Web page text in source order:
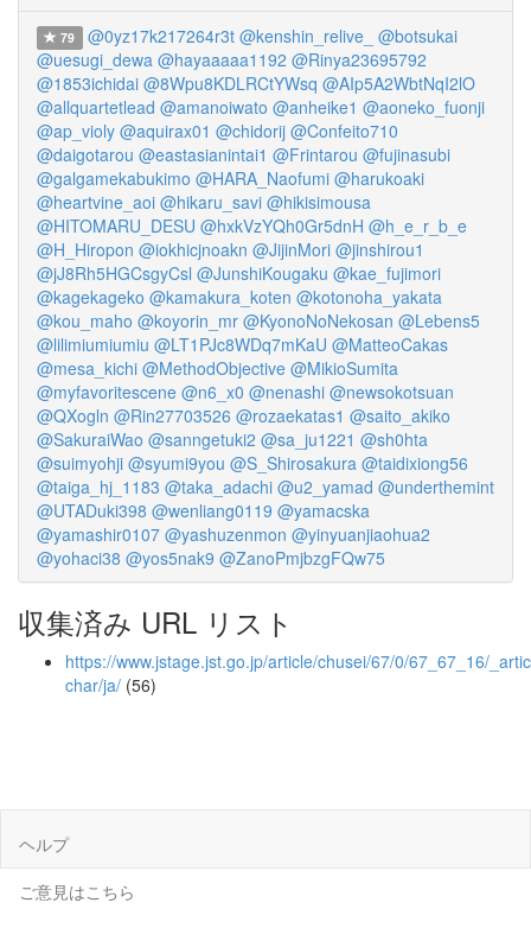
79 @0yz17k217264r3t @kenshin_relive_ @botsukai
@uesugi_dewa @hayaaaaa1192 @Rinya23695792
@1853ichidai @8Wpu8KDLRCtYWsq @AIp5A2WbtNqI2lO
@allquartetlead @amanoiwato @anheike1 @aoneko_fuonji
@ap_violy @aquirax01 @chidorij @Confeito710
@daigotarou @eastasianintai1 @Frintarou @fujinasubi
@galgamekabukimo @HARA_Naofumi @harukoaki
@heartvine_aoi @hikaru_savi @hikisimousa
@HITOMARU_DESU @hxkVzYQh0Gr5dnH @h_e_r_b_e
@H_Hiropon @iokhicjnoakn @JijinMori @jinshirou1
@jJ8Rh5HGCsgyCsl @JunshiKougaku @kae_fujimori
@kagekageko @kamakura_koten @kotonoha_yakata
@kou_maho @koyorin_mr @KyonoNoNekosan @Lebens5
@lilimiumiumiu @LT1PJc8WDq7mKaU @MatteoCakas
@mesa_kichi @MethodObjective @MikioSumita
@myfavoritescene @n6_x0 @nenashi @newsokotsuan
@QXogln @Rin27703526 @rozaekatas1 @saito_akiko
@SakuraiWao @sanngetuki2 @sa_ju1221 @sh0hta
@suimyohji @syumi9you @S_Shirosakura @taidixiong56
@taiga_hj_1183 @taka_adachi @u2_yamad @underthemint
@UTADuki398 @wenliang0119 @yamacska
@yamashir0107 @yashuzenmon @yinyuanjiaohua2
@yohaci38 @yos5nak9 @ZanoPmjbzgFQw75
収集済み URL リスト
https://www.jstage.jst.go.jp/article/chusei/67/0/67_67_16/
char/ja/ (56)
ヘルプ
ご意見はこちら